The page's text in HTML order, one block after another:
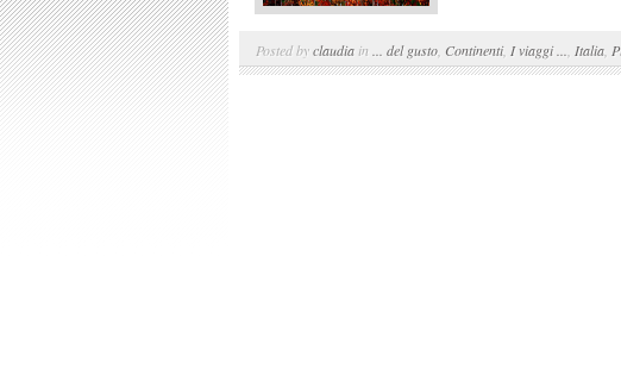
Posted byclaudia in ... del gusto Continenti, I viaggi ... Italia